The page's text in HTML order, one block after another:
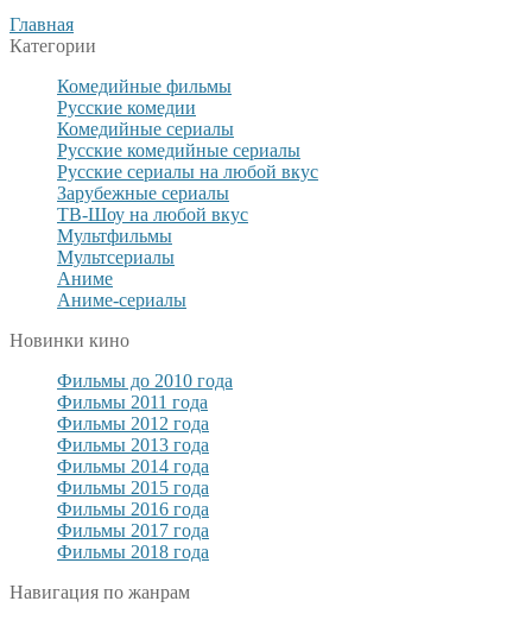
Главная
Категории
Комедийные фильмы
Русские комедии
Комедийные сериалы
Русские комедийные сериалы
Русские сериалы на любой вкус
Зарубежные сериалы
ТВ-Шоу на любой вкус
Мультфильмы
Мультсериалы
Аниме
Аниме-сериалы
Новинки кино
Фильмы до 2010 года
Фильмы 2011 года
Фильмы 2012 года
Фильмы 2013 года
Фильмы 2014 года
Фильмы 2015 года
Фильмы 2016 года
Фильмы 2017 года
Фильмы 2018 года
Навигация по жанрам